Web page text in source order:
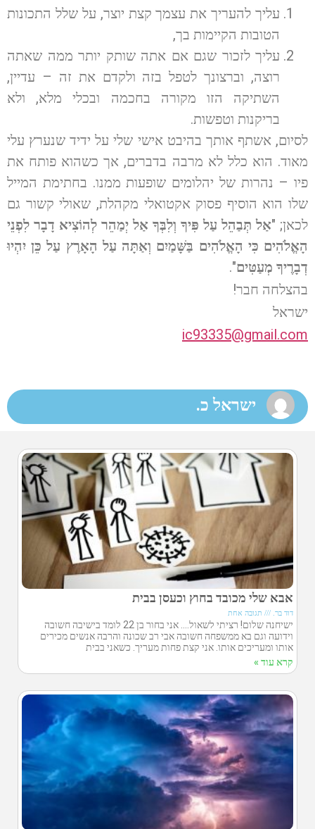
עליך להעריך את עצמך קצת יוצר, על שלל התכונות
הטובות הקיימות בך,
עליך לזכור שגם אם אתה שותק יותר ממה שאתה
רוצה, וברצונך לטפל בזה ולקדם את זה – עדיין,
השתיקה הזו מקורה בחכמה ובכלי מלא, ולא
בריקנות וטפשות.
לסיום, אשתף אותך בהיבט אישי שלי על ידיד שנערץ עלי
מאוד. הוא כלל לא מרבה בדברים, אך כשהוא פותח את
פיו – נהרות של יהלומים שופעות ממנו. בחתימת המייל
שלו הוא הוסיף פסוק אקטואלי מקהלת, שאולי קשור גם
לכאן; "אַל תְּבַהֵל עַל פִּיךָ וְלִבְּךָ אַל יְמַהֵר לְהוֹצִיא דָבָר לִפְנֵי
הָאֱלֹהִים כִּי הָאֱלֹהִים בַּשָּׁמַיִם וְאַתָּה עַל הָאָרֶץ עַל כֵּן יִהְיוּ
דְבָרֶיךָ מְעַטִּים".
בהצלחה חבר!
ישראל
ic93335@gmail.com
ישראל כ.
אבא שלי מכובד בחוץ וכעסן בבית
דוד בר. תגובה אחת
ישיחנה שלום! רציתי לשאול…. אני בחור בן 22 לומד בישיבה חשובה
וידועה וגם בא ממשפחה חשובה אבי רב שכונה והרבה אנשים מכירים
אותו ומעריכים אותו. אני קצת פחות מעריך. כשאני בבית
קרא עוד »